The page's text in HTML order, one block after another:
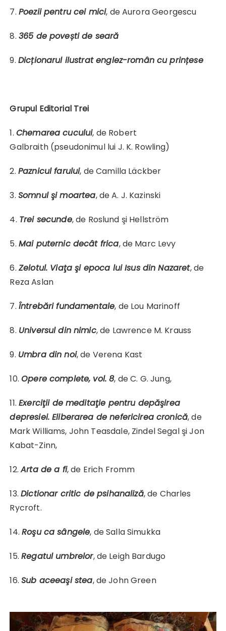
7. Poezii pentru cei mici, de Aurora Georgescu
8. 365 de povești de seară
9. Dicționarul ilustrat englez-român cu prințese
Grupul Editorial Trei
1. Chemarea cucului, de Robert
Galbraith (pseudonimul lui J. K. Rowling)
2. Paznicul farului, de Camilla Läckber
3. Somnul şi moartea, de A. J. Kazinski
4. Trei secunde, de Roslund şi Hellström
5. Mai puternic decât frica, de Marc Levy
6. Zelotul. Viaţa şi epoca lui Isus din Nazaret, de
Reza Aslan
7. Întrebări fundamentale, de Lou Marinoff
8. Universul din nimic, de Lawrence M. Krauss
9. Umbra din noi, de Verena Kast
10.Opere complete, vol. 8, de C. G. Jung,
11.Exerciţii de meditaţie pentru depăşirea
depresiei. Eliberarea de nefericirea cronică, de
Mark Williams, John Teasdale, Zindel Segal şi Jon
Kabat-Zinn,
12.Arta de a fi, de Erich Fromm
13.Dictionar critic de psihanaliză, de Charles
Rycroft.
14.Roşu ca sângele, de Salla Simukka
15.Regatul umbrelor, de Leigh Bardugo
16.Sub aceeaşi stea, de John Green